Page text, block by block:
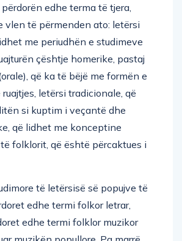
edhe terma të tjera,
vlen të përmenden ato: letërsi
me periudhën e studimeve
çështje homerike, pastaj
që ka të bëjë me formën e
letërsi tradicionale, që
si kuptim i veçantë dhe
që lidhet me konceptine
folklorit, që është përcaktues i
të letërsisë së popujve të
edhe termi folkor letrar,
edhe termi folklor muzikor